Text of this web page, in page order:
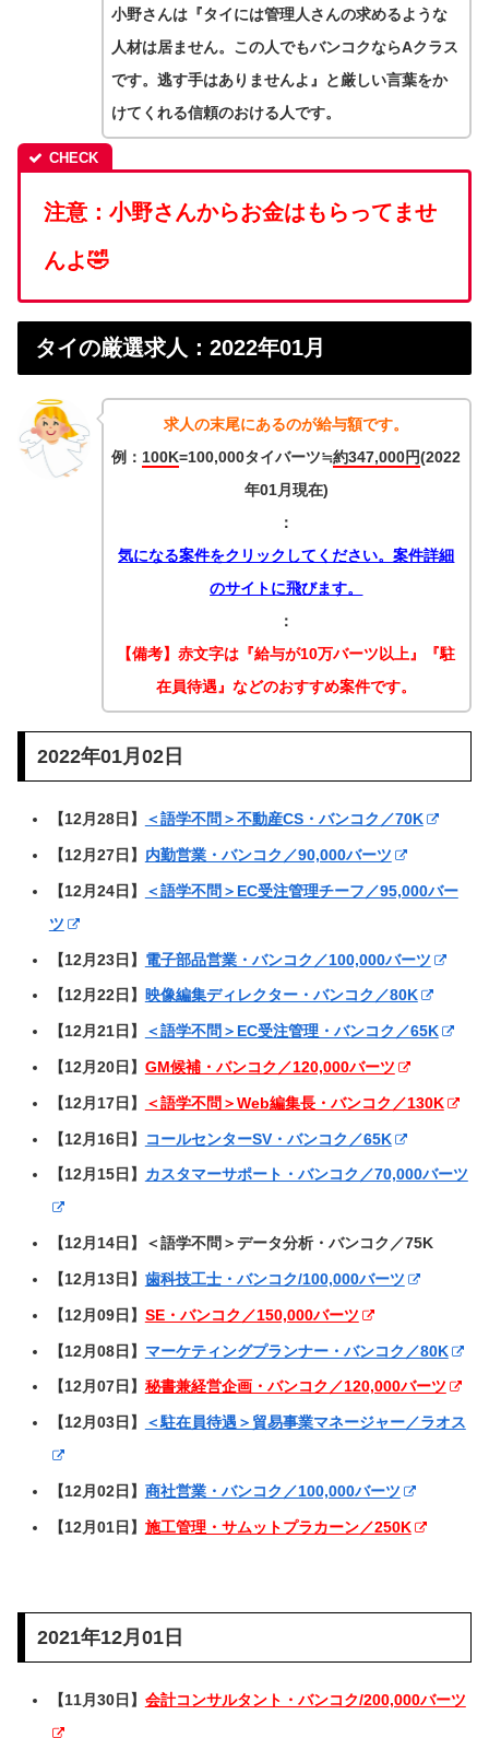
小野さんは『タイには管理人さんの求めるような
人材は居ません。この人でもバンコクならAクラス
です。逃す手はありませんよ』と厳しい言葉をか
けてくれる信頼のおける人です。
注意： 小野さんからお金はもらってませ
んよ🤣
タイの厳選求人：2022年01月
求人の末尾にあるのが給与額です。
例：100K=100,000タイバーツ≒約347,000円(2022
年01月現在)
：
気になる案件をクリックしてください。案件詳細
のサイトに飛びます。
：
【備考】赤文字は『給与が10万バーツ以上』『駐
在員待遇』などのおすすめ案件です。
2022年01月02日
【12月28日】 ＜語学不問＞不動産CS・バンコク／70K
【12月27日】 内勤営業・バンコク／90,000バーツ
【12月24日】
＜語学不問＞EC受注管理チーフ／95,000バー
ツ
【12月23日】 電子部品営業・バンコク／100,000バーツ
【12月22日】 映像編集ディレクター・バンコク／80K
【12月21日】 ＜語学不問＞EC受注管理・バンコク／65K
【12月20日】 GM候補・バンコク／120,000バーツ
【12月17日】 ＜語学不問＞Web編集長・バンコク／130K
【12月16日】 コールセンターSV・バンコク／65K
【12月15日】 カスタマーサポート・バンコク／70,000バーツ
【12月14日】＜語学不問＞データ分析・バンコク／75K
【12月13日】 歯科技工士・バンコク/100,000バーツ
【12月09日】 SE・バンコク／150,000バーツ
【12月08日】 マーケティングプランナー・バンコク／80K
【12月07日】 秘書兼経営企画・バンコク／120,000バーツ
【12月03日】 ＜駐在員待遇＞貿易事業マネージャー／ラオス
【12月02日】 商社営業・バンコク／100,000バーツ
【12月01日】 施工管理・サムットプラカーン／250K
2021年12月01日
【11月30日】 会計コンサルタント・バンコク/200,000バーツ